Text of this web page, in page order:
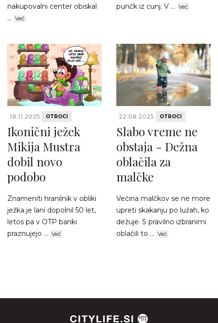
nakupovalni center obiskal
... Več
punčk iz cunj. V ... Več
18.11.2025 OTROCI
Ikonični ježek
Mikija Mustra
dobil novo
podobo
Znameniti hranilnik v obliki
ježka je lani dopolnil 50 let,
letos pa v OTP banki
praznujejo ... Več
22.08.2025 OTROCI
Slabo vreme ne
obstaja - Dežna
oblačila za
malčke
Večina malčkov se ne more
upreti skakanju po lužah, ko
dežuje. S pravilno izbranimi
oblačili to ... Več